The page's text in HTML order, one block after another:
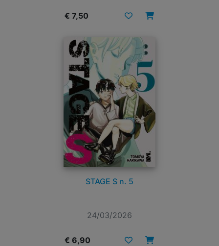
€ 7,50
STAGE S n. 5
24/03/2026
€ 6,90